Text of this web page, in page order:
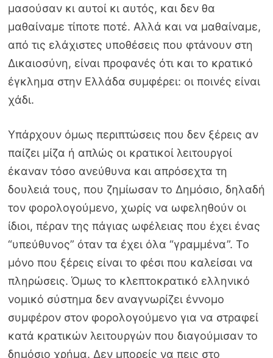
μασούσαν κι αυτοί κι αυτός, και δεν θα
μαθαίναμε τίποτε ποτέ. Αλλά και να μαθαίναμε,
από τις ελάχιστες υποθέσεις που φτάνουν στη
Δικαιοσύνη, είναι προφανές ότι και το κρατικό
έγκλημα στην Ελλάδα συμφέρει: οι ποινές είναι
χάδι.
Υπάρχουν όμως περιπτώσεις που δεν ξέρεις αν
παίζει μίζα ή απλώς οι κρατικοί λειτουργοί
έκαναν τόσο ανεύθυνα και απρόσεχτα τη
δουλειά τους, που ζημίωσαν το Δημόσιο, δηλαδή
τον φορολογούμενο, χωρίς να ωφεληθούν οι
ίδιοι, πέραν της πάγιας ωφέλειας που έχει ένας
“υπεύθυνος” όταν τα έχει όλα “γραμμένα”. Το
μόνο που ξέρεις είναι το φέσι που καλείσαι να
πληρώσεις. Όμως το κλεπτοκρατικό ελληνικό
νομικό σύστημα δεν αναγνωρίζει έννομο
συμφέρον στον φορολογούμενο για να στραφεί
κατά κρατικών λειτουργών που διαγούμισαν το
δημόσιο χρήμα. Δεν μπορείς να πεις στο